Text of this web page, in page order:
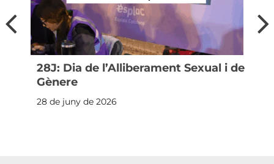
28J: Dia de l’Alliberament Sexual i de
Gènere
28 de juny de 2026